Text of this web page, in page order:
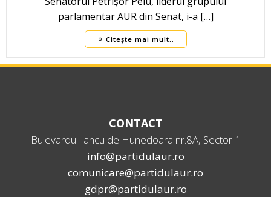
parlamentar AUR din Senat, i-a […]
Citește mai mult..
CONTACT
Bulevardul Iancu de Hunedoara nr.8A, Sector 1
info@partidulaur.ro
comunicare@partidulaur.ro
gdpr@partidulaur.ro